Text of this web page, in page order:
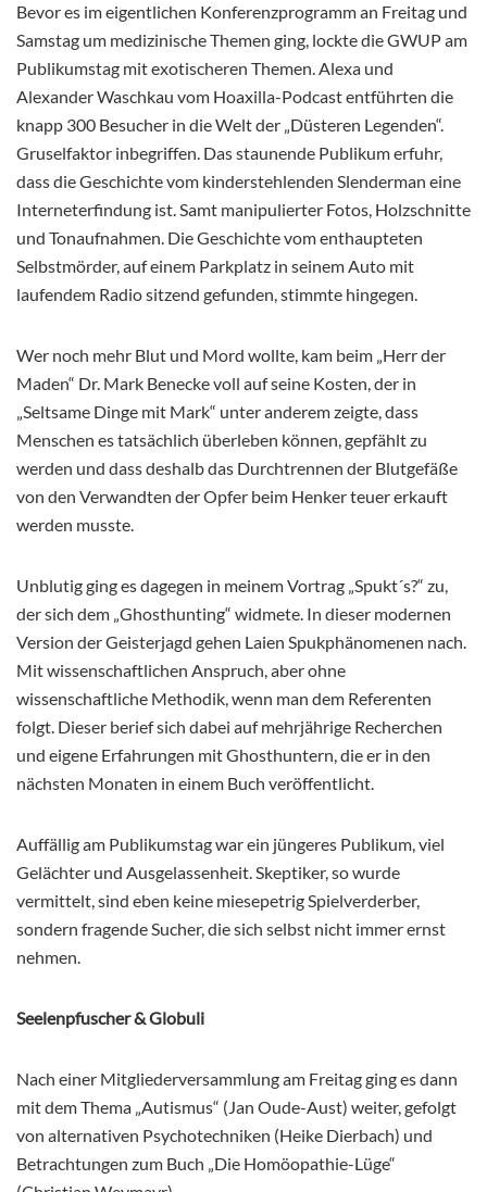
Bevor es im eigentlichen Konferenzprogramm an Freitag und
Samstag um medizinische Themen ging, lockte die GWUP am
Publikumstag mit exotischeren Themen. Alexa und
Alexander Waschkau vom Hoaxilla-Podcast entführten die
knapp 300 Besucher in die Welt der „Düsteren Legenden“.
Gruselfaktor inbegriffen. Das staunende Publikum erfuhr,
dass die Geschichte vom kinderstehlenden Slenderman eine
Interneterfindung ist. Samt manipulierter Fotos, Holzschnitte
und Tonaufnahmen. Die Geschichte vom enthaupteten
Selbstmörder, auf einem Parkplatz in seinem Auto mit
laufendem Radio sitzend gefunden, stimmte hingegen.
Wer noch mehr Blut und Mord wollte, kam beim „Herr der
Maden“ Dr. Mark Benecke voll auf seine Kosten, der in
„Seltsame Dinge mit Mark“ unter anderem zeigte, dass
Menschen es tatsächlich überleben können, gepfählt zu
werden und dass deshalb das Durchtrennen der Blutgefäße
von den Verwandten der Opfer beim Henker teuer erkauft
werden musste.
Unblutig ging es dagegen in meinem Vortrag „Spukt´s?“ zu,
der sich dem „Ghosthunting“ widmete. In dieser modernen
Version der Geisterjagd gehen Laien Spukphänomenen nach.
Mit wissenschaftlichen Anspruch, aber ohne
wissenschaftliche Methodik, wenn man dem Referenten
folgt. Dieser berief sich dabei auf mehrjährige Recherchen
und eigene Erfahrungen mit Ghosthuntern, die er in den
nächsten Monaten in einem Buch veröffentlicht.
Auffällig am Publikumstag war ein jüngeres Publikum, viel
Gelächter und Ausgelassenheit. Skeptiker, so wurde
vermittelt, sind eben keine miesepetrig Spielverderber,
sondern fragende Sucher, die sich selbst nicht immer ernst
nehmen.
Seelenpfuscher & Globuli
Nach einer Mitgliederversammlung am Freitag ging es dann
mit dem Thema „Autismus“ (Jan Oude-Aust) weiter, gefolgt
von alternativen Psychotechniken (Heike Dierbach) und
Betrachtungen zum Buch „Die Homöopathie-Lüge“